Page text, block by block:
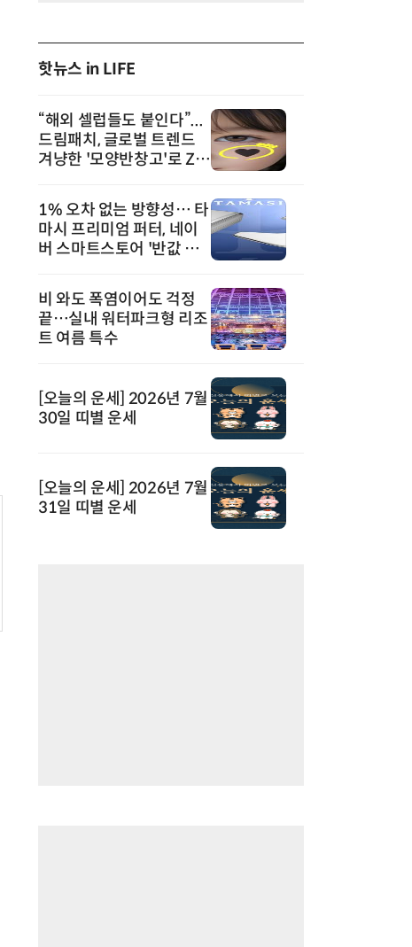
핫뉴스 in LIFE
“해외 셀럽들도 붙인다”...
드림패치, 글로벌 트렌드
겨냥한 '모양반창고'로 Z세
1% 오차 없는 방향성… 타
마시 프리미엄 퍼터, 네이
버 스마트스토어 '반값 할
비 와도 폭염이어도 걱정
끝…실내 워터파크형 리조
트 여름 특수
[오늘의 운세] 2026년 7월
30일 띠별 운세
[오늘의 운세] 2026년 7월
31일 띠별 운세